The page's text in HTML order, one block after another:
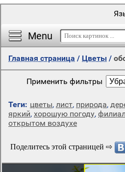
Menu
Главная страница / Цветы /
Применить фильтры
Теги: цветы, лист, природа,
яркий, хорошую погоду, филиал
открытом воздухе